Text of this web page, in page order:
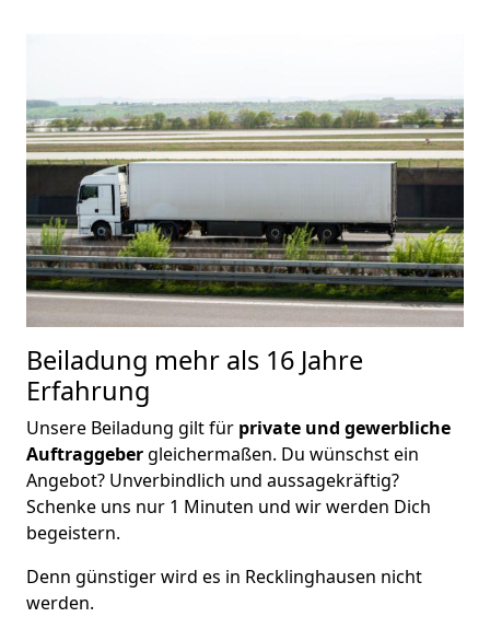
Beiladung mehr als 16 Jahre
Erfahrung
Unsere Beiladung gilt für private und gewerbliche
Auftraggebergleichermaßen. Du wünschst ein
Angebot? Unverbindlich und aussagekräftig?
Schenke uns nur 1 Minuten und wir werden Dich
begeistern.
Denn günstiger wird es in Recklinghausen nicht
werden.